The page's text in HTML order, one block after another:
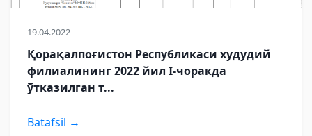
19.04.2022
Қорақалпоғистон Республикаси худудий
филиалининг 2022 йил I-чоракда
ўтказилган т...
Batafsil →